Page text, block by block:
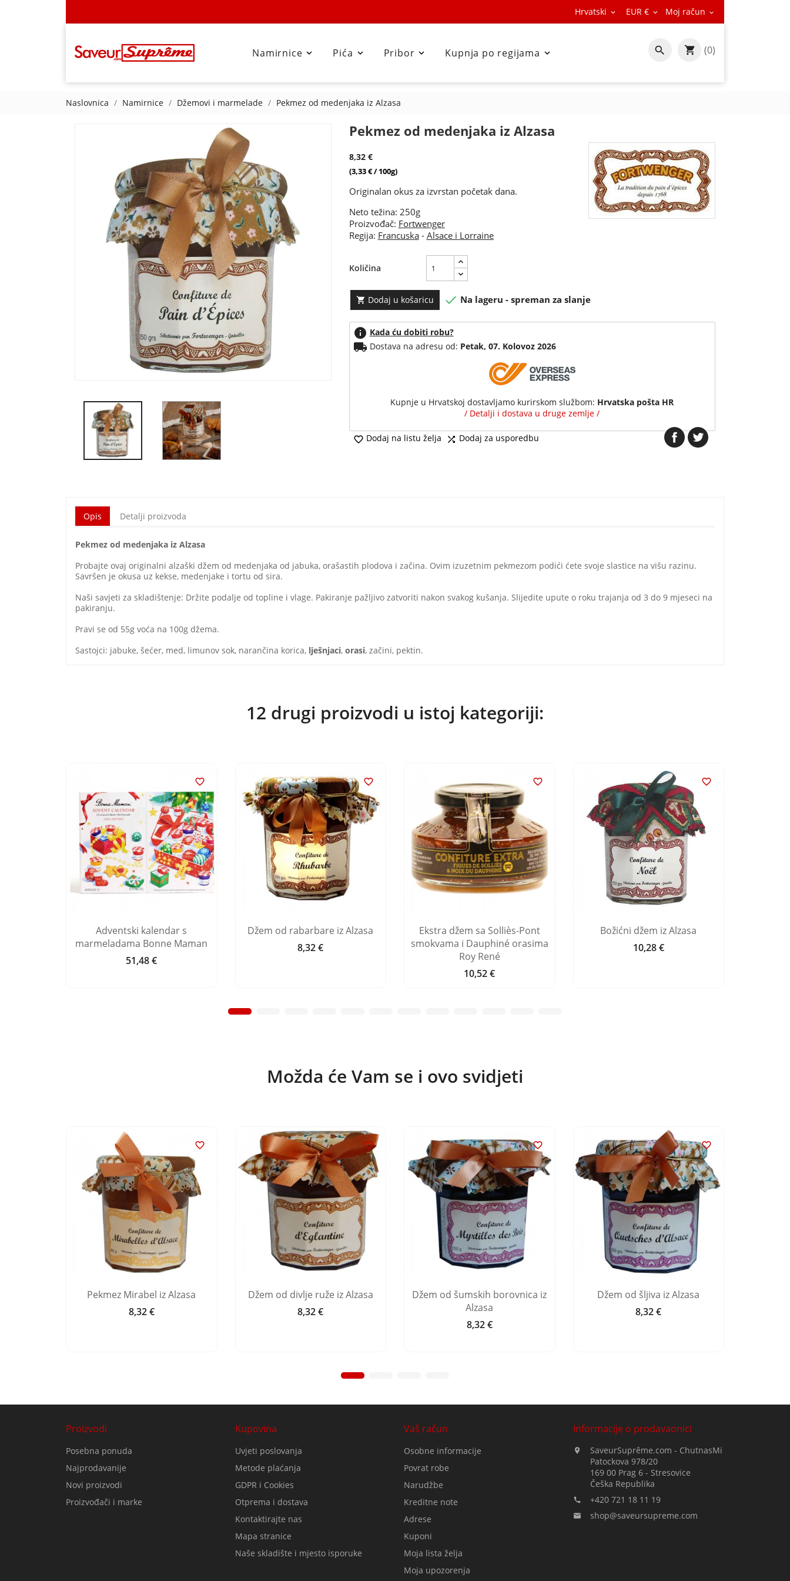
Hrvatski  EUR €  Moj račun 

Namirnice 
Pića 
Pribor 
Kupnja po regijama  (0)
Naslovnica Namirnice Džemovi i marmelade Pekmez od medenjaka iz Alzasa
Pekmez od medenjaka iz Alzasa
8,32 €
(3,33 € / 100g)
Originalan okus za izvrstan početak dana.
Neto težina: 250g
Proizvođač: Fortwenger
Regija: Francuska- Alsace i Lorraine
Količina
 Dodaj u košaricu  Na lageru - spreman za slanje
info Kada ću dobiti robu?
local_shipping Dostava na adresu od: Petak, 07. Kolovoz 2026
Kupnje u Hrvatskoj dostavljamo kurirskom službom: Hrvatska pošta HR
/ Detalji i dostava u druge zemlje /
 Dodaj na listu želja  Dodaj za usporedbu
Opis Detalji proizvoda
Pekmez od medenjaka iz Alzasa
Probajte ovaj originalni alzaški džem od medenjaka od jabuka, orašastih plodova i začina. Ovim izuzetnim pekmezom podići ćete svoje slastice na višu razinu.
Savršen je okusa uz kekse, medenjake i tortu od sira.
Naši savjeti za skladištenje: Držite podalje od topline i vlage. Pakiranje pažljivo zatvoriti nakon svakog kušanja. Slijedite upute o roku trajanja od 3 do 9 mjeseci na
pakiranju.
Pravi se od 55g voća na 100g džema.
Sastojci: jabuke, šećer, med, limunov sok, narančina korica, lješnjaci, orasi, začini, pektin.
12 drugi proizvodi u istoj kategoriji:

Adventski kalendar s
marmeladama Bonne Maman
Cijena
51,48 €

Džem od rabarbare iz Alzasa
Cijena
8,32 €

Ekstra džem sa Solliès-Pont
smokvama i Dauphiné orasima
Roy René
Cijena
10,52 €

Božićni džem iz Alzasa
Cijena
10,28 €
Možda će Vam se i ovo svidjeti

Pekmez Mirabel iz Alzasa
Cijena
8,32 €

Džem od divlje ruže iz Alzasa
Cijena
8,32 €

Džem od šumskih borovnica iz
Alzasa
Cijena
8,32 €

Džem od šljiva iz Alzasa
Cijena
8,32 €
Proizvodi
Posebna ponuda
Najprodavanije
Novi proizvodi
Proizvođači i marke
Kupovina
Uvjeti poslovanja
Metode plaćanja
GDPR i Cookies
Otprema i dostava
Kontaktirajte nas
Mapa stranice
Naše skladište i mjesto isporuke
Vaš račun
Osobne informacije
Povrat robe
Narudžbe
Kreditne note
Adrese
Kuponi
Moja lista želja
Moja upozorenja
Informacije o prodavaonici

SaveurSuprême.com - ChutnasMi
Patockova 978/20
169 00 Prag 6 - Stresovice
Češka Republika
 +420 721 18 11 19
 shop@saveursupreme.com